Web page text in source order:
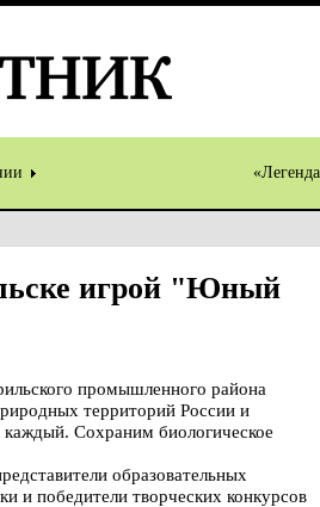
игрой "Юный
промышленного района
территорий России и
Сохраним биологическое
образовательных
и победители творческих конкурсов